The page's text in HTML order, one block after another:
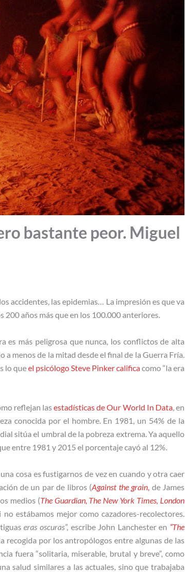
bastante peor. Miguel
accidentes, las epidemias… La impresión es que va
años más que en los 100.000 anteriores.
es más peligrosa que nunca, los conflictos de alta
a menos de la mitad desde el final de la Guerra Fría.
lo queel psicólogo Steve Pinker calificacomo “la era
reflejan lasestadísticas de Our World In Data, en
conocida por el hombre. En 1981, un 54% de la
sitúa el umbral de la pobreza extrema. Ya aquello
entre 1981 y 2015 el porcentaje cayó al 12%.
cosa es fustigarnos de vez en cuando y otra caer
de un par de libros (Against the grain de James
medios (The Guardian, The New York Times, London
estábamos mejor como cazadores-recolectores.
eras oscuras”, escribe John Lanchester en “The
recogida por los antropólogos entre algunas de las
fuera “solitaria, miserable, brutal y breve”, como
salud similares a las actuales, sino que trabajaba